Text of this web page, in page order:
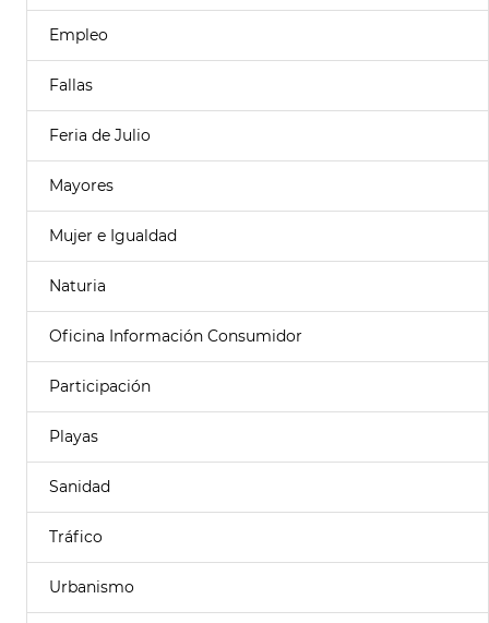
Empleo
Fallas
Feria de Julio
Mayores
Mujer e Igualdad
Naturia
Oficina Información Consumidor
Participación
Playas
Sanidad
Tráfico
Urbanismo